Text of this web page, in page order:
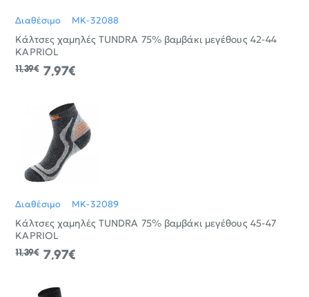
Διαθέσιμο MK-32088
Κάλτσες χαμηλές ΤUNDRA 75% βαμβάκι μεγέθους 42-44
KAPRIOL
7,97€
11,39€
Διαθέσιμο MK-32089
Κάλτσες χαμηλές ΤUNDRA 75% βαμβάκι μεγέθους 45-47
KAPRIOL
7,97€
11,39€